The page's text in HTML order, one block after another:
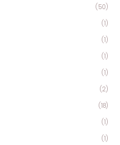
(50)
(1)
(1)
(1)
(1)
(2)
(18)
(1)
(1)